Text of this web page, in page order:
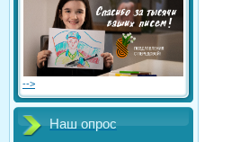
-->
Наш опрос